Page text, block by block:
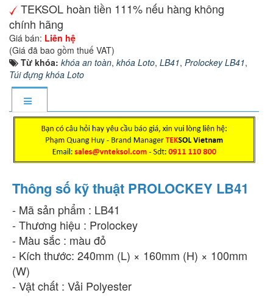
TEKSOL hoàn tiền 111% nếu hàng không
chính hãng
Giá bán: Liên hệ
(Giá đã bao gồm thuế VAT)
Từ khóa: khóa an toàn, khóa Loto, LB41, Prolockey LB41,
Túi đựng khóa Loto
Thông số kỹ thuật PROLOCKEY LB41
- Mã sản phẩm : LB41
- Thương hiệu : Prolockey
- Màu sắc : màu đỏ
- Kích thước: 240mm (L) × 160mm (H) × 100mm
(W)
- Vật chất : Vải Polyester